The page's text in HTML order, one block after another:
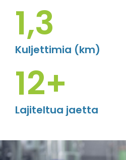
1,3
Kuljettimia (km)
12+
Lajiteltua jaetta